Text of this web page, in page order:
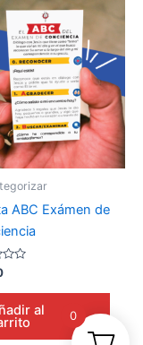
ABC Exámen de
al 0